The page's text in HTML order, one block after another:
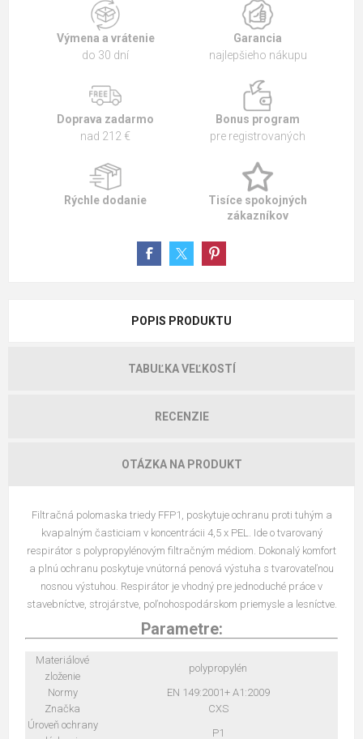
Výmena a vrátenie
do 30 dní
Garancia
najlepšieho nákupu
Doprava zadarmo
nad 212 €
Bonus program
pre registrovaných
Rýchle dodanie
Tisíce spokojných
zákazníkov
POPIS PRODUKTU
TABUĽKA VEĽKOSTÍ
RECENZIE
OTÁZKA NA PRODUKT
Filtračná polomaska triedy FFP1, poskytuje ochranu proti tuhým a
kvapalným časticiam v koncentrácii 4,5 x PEL. Ide o tvarovaný
respirátor s polypropylénovým filtračným médiom. Dokonalý komfort
a plnú ochranu poskytuje vnútorná penová výstuha s tvarovateľnou
nosnou výstuhou. Respirátor je vhodný pre jednoduché práce v
stavebníctve, strojárstve, poľnohospodárskom priemysle a lesníctve.
Parametre:
Materiálové
zloženie
polypropylén
Normy
EN 149:2001+ A1:2009
Značka
CXS
Úroveň ochrany
P1